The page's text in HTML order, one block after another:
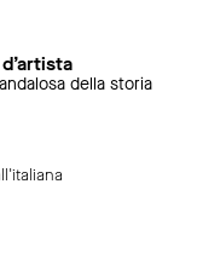
della storia